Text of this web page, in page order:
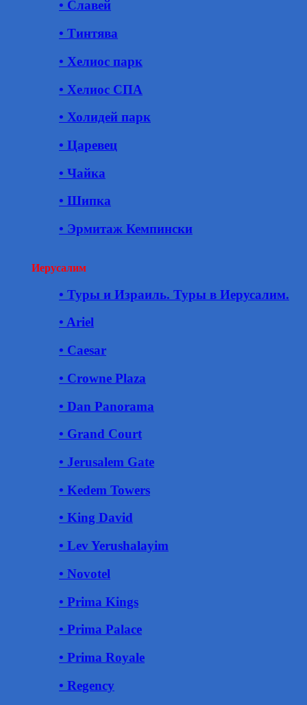
• Славей
• Тинтява
• Хелиос парк
• Хелиос СПА
• Холидей парк
• Царевец
• Чайка
• Шипка
• Эрмитаж Кемпински
Иерусалим
• Туры и Израиль. Туры в Иерусалим.
• Ariel
• Caesar
• Crowne Plaza
• Dan Panorama
• Grand Court
• Jerusalem Gate
• Kedem Towers
• King David
• Lev Yerushalayim
• Novotel
• Prima Kings
• Prima Palace
• Prima Royale
• Regency